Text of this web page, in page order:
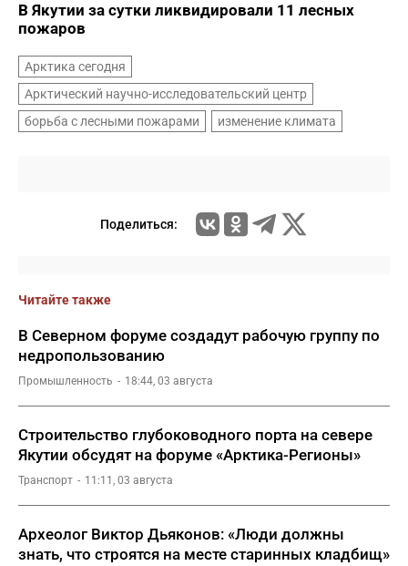
В Якутии за сутки ликвидировали 11 лесных
пожаров
Арктика сегодня
Арктический научно-исследовательский центр
борьба с лесными пожарами
изменение климата
Поделиться:
Читайте также
В Северном форуме создадут рабочую группу по
недропользованию
Промышленность 18:44, 03 августа
Строительство глубоководного порта на севере
Якутии обсудят на форуме «Арктика-Регионы»
Транспорт 11:11, 03 августа
Археолог Виктор Дьяконов: «Люди должны
знать, что строятся на месте старинных кладбищ»